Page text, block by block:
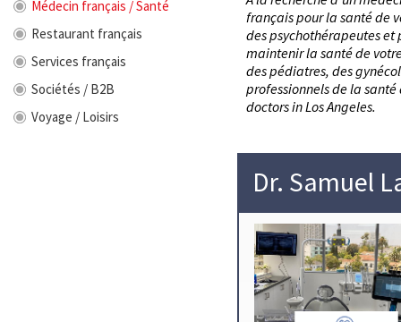
Médecin français / Santé
Restaurant français
Services français
Sociétés / B2B
Voyage / Loisirs
français pour la santé de
des psychothérapeutes et
maintenir la santé de
des pédiatres, des
professionnels de la santé
doctors in Los Angeles.
Dr. Samuel